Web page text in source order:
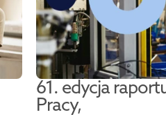
61. edycja
Pracy,